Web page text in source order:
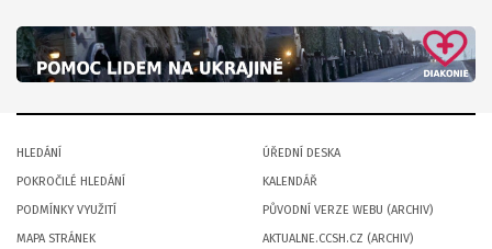
HLEDÁNÍ
POKROČILÉ HLEDÁNÍ
PODMÍNKY VYUŽITÍ
MAPA STRÁNEK
ÚŘEDNÍ DESKA
KALENDÁŘ
PŮVODNÍ VERZE WEBU (ARCHIV)
AKTUALNE.CCSH.CZ (ARCHIV)